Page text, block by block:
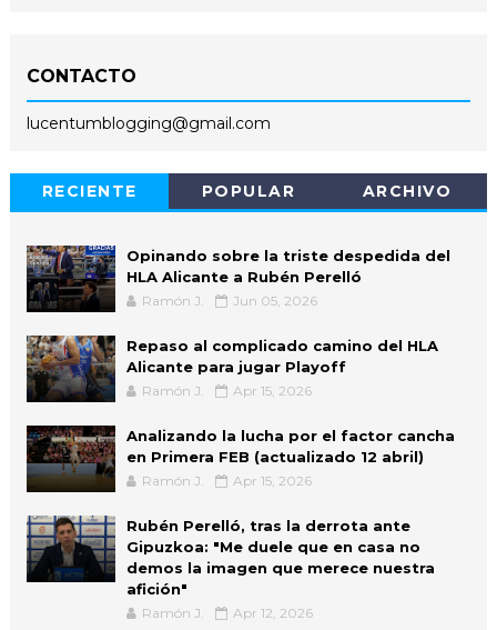
CONTACTO
lucentumblogging@gmail.com
RECIENTE POPULAR ARCHIVO
Opinando sobre la triste despedida del
HLA Alicante a Rubén Perelló
Ramón J. Jun 05, 2026
Repaso al complicado camino del HLA
Alicante para jugar Playoff
Ramón J. Apr 15, 2026
Analizando la lucha por el factor cancha
en Primera FEB (actualizado 12 abril)
Ramón J. Apr 15, 2026
Rubén Perelló, tras la derrota ante
Gipuzkoa: "Me duele que en casa no
demos la imagen que merece nuestra
afición"
Ramón J. Apr 12, 2026